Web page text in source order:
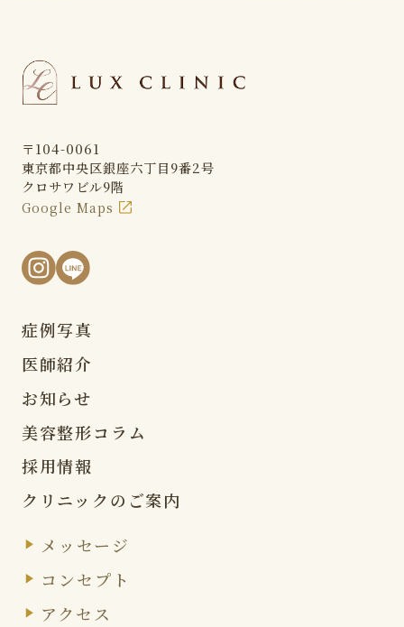
〒104-0061
東京都中央区銀座六丁目9番2号
クロサワビル9階
Google Maps
症例写真
医師紹介
お知らせ
美容整形コラム
採用情報
クリニックのご案内
メッセージ
コンセプト
アクセス